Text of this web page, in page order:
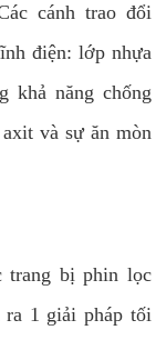
cánh trao đổi
điện: lớp nhựa
khả năng chống
và sự ăn mòn
trang bị phin lọc
ra 1 giải pháp tối